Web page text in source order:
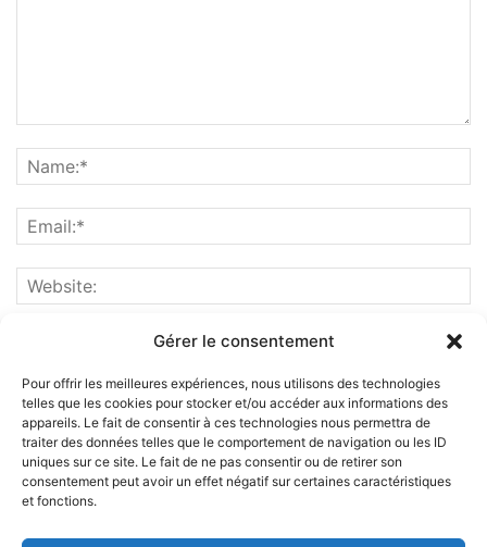
Gérer le consentement
Pour offrir les meilleures expériences, nous utilisons des technologies
telles que les cookies pour stocker et/ou accéder aux informations des
appareils. Le fait de consentir à ces technologies nous permettra de
traiter des données telles que le comportement de navigation ou les ID
uniques sur ce site. Le fait de ne pas consentir ou de retirer son
consentement peut avoir un effet négatif sur certaines caractéristiques
et fonctions.
ABOUT US